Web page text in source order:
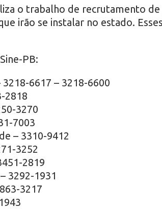
o trabalho de recrutamento
irão se instalar no estado.
PB:
3218-6617 – 3218-6600
2818
3270
7003
– 3310-9412
3252
2819
3292-1931
3217